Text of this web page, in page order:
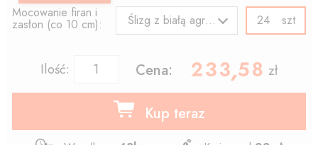
Mocowanie firan i
zasłon (co 10 cm): Ślizg z białą agrafką szt
Ilość: Cena: , zł
Kup teraz